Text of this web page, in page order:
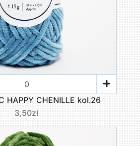
HAPPY CHENILLE kol.26
3,50zł